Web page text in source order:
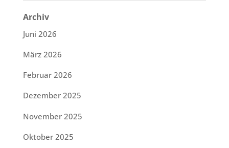
Archiv
Juni 2026
März 2026
Februar 2026
Dezember 2025
November 2025
Oktober 2025